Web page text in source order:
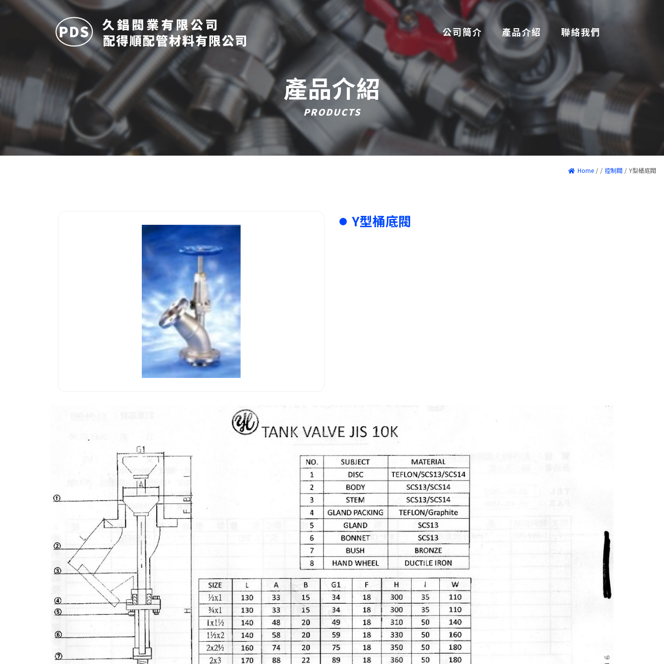
公司簡介 產品介紹 聯絡我們
產品介紹
PRODUCTS
Home / / 控制閥 / Y型桶底閥
Y型桶底閥